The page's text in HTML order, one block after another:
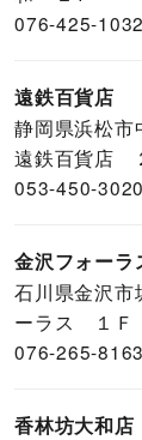
076-425-1032
遠鉄百貨店
静岡県浜松市
遠鉄百貨店
053-450-3020
金沢フォーラ
石川県金沢市
ーラス １Ｆ
076-265-8163
香林坊大和店